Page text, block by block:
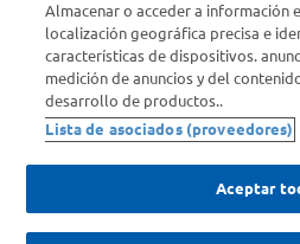
Info útil
Comprá Online
Almacenar o acceder a información
localización geográfica precisa e
características de dispositivos.
medición de anuncios y del
desarrollo de productos..
Lista de asociados (proveedores)
Aceptar